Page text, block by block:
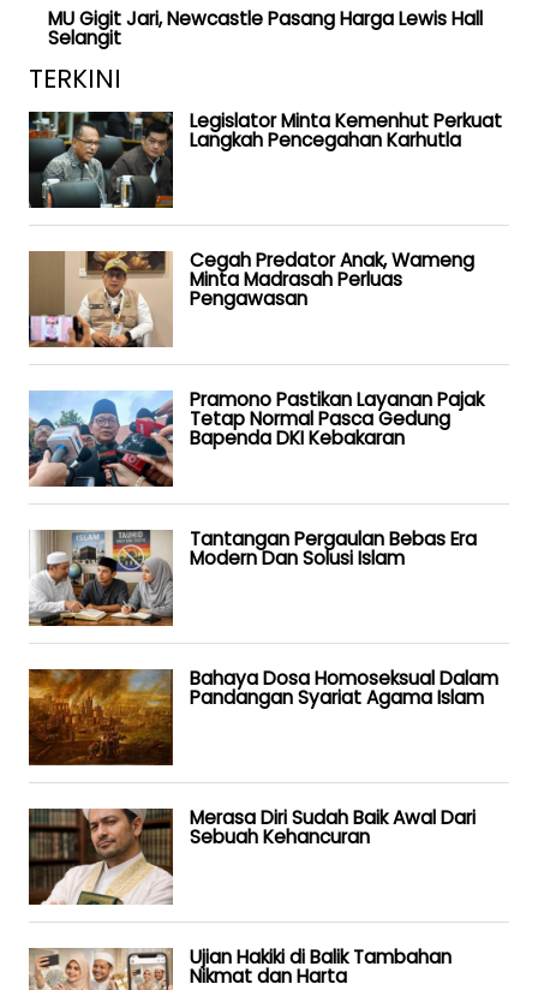
MU Gigit Jari, Newcastle Pasang Harga Lewis Hall
Selangit
TERKINI
Legislator Minta Kemenhut Perkuat
Langkah Pencegahan Karhutla
Cegah Predator Anak, Wameng
Minta Madrasah Perluas
Pengawasan
Pramono Pastikan Layanan Pajak
Tetap Normal Pasca Gedung
Bapenda DKI Kebakaran
Tantangan Pergaulan Bebas Era
Modern Dan Solusi Islam
Bahaya Dosa Homoseksual Dalam
Pandangan Syariat Agama Islam
Merasa Diri Sudah Baik Awal Dari
Sebuah Kehancuran
Ujian Hakiki di Balik Tambahan
Nikmat dan Harta